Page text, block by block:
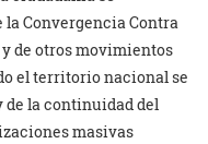
Convergencia Contra
de otros movimientos
el territorio nacional se
de la continuidad del
masivas